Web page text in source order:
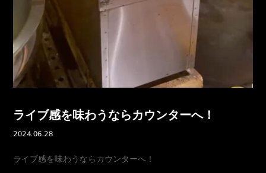
ライブ感を味わうならカウンターへ！
2024.06.28
ライブ感を味わうならカウンターへ！